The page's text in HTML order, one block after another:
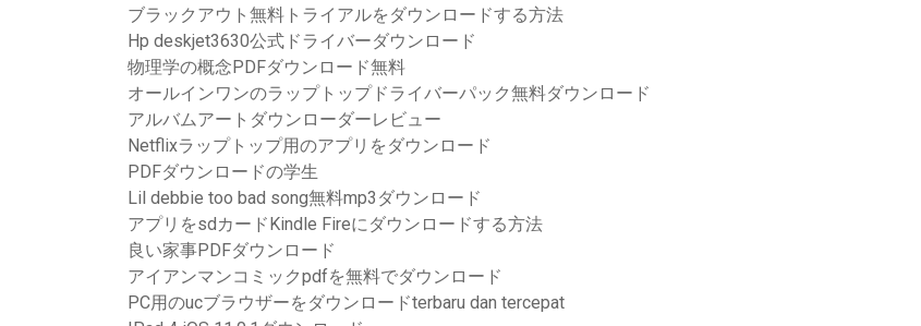
ブラックアウト無料トライアルをダウンロードする方法
Hp deskjet3630公式ドライバーダウンロード
物理学の概念PDFダウンロード無料
オールインワンのラップトップドライバーパック無料ダウンロード
アルバムアートダウンローダーレビュー
Netflixラップトップ用のアプリをダウンロード
PDFダウンロードの学生
Lil debbie too bad song無料mp3ダウンロード
アプリをsdカードKindle Fireにダウンロードする方法
良い家事PDFダウンロード
アイアンマンコミックpdfを無料でダウンロード
PC用のucブラウザーをダウンロードterbaru dan tercepat